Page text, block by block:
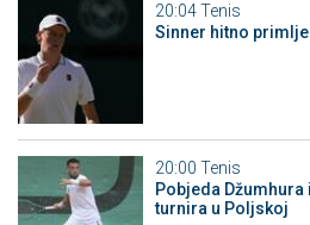
20:04Tenis
Sinner hitno
20:00 Tenis
Pobjeda Džumhura
turnira u Poljskoj